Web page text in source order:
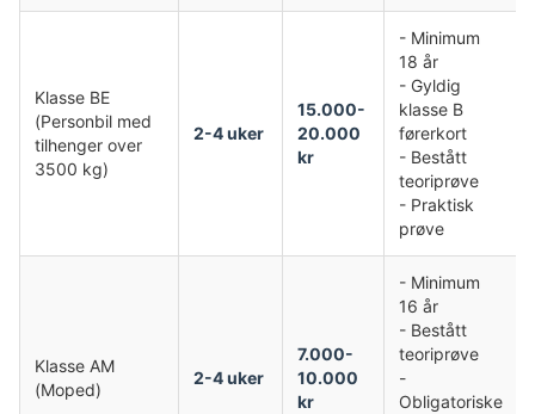
Klasse BE
(Personbil med
tilhenger over
3500 kg)
2-4 uker
15.000-
20.000
kr
- Minimum
18 år
- Gyldig
klasse B
førerkort
- Bestått
teoriprøve
- Praktisk
prøve
Klasse AM
(Moped)
2-4 uker
7.000-
10.000
kr
- Minimum
16 år
- Bestått
teoriprøve
-
Obligatoriske